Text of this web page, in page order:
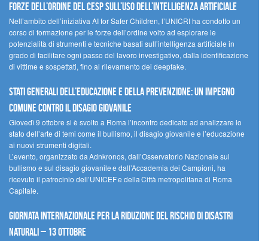
forze dell’ordine del CESP sull’uso dell’Intelligenza Artificiale
Nell’ambito dell’iniziativa AI for Safer Children, l’UNICRI ha condotto un
corso di formazione per le forze dell’ordine volto ad esplorare le
potenzialità di strumenti e tecniche basati sull’intelligenza artificiale in
grado di facilitare ogni passo del lavoro investigativo, dalla identificazione
di vittime e sospettati, fino al rilevamento dei deepfake.
Stati Generali dell’Educazione e della Prevenzione: un impegno
comune contro il disagio giovanile
Giovedì 9 ottobre si è svolto a Roma l’incontro dedicato ad analizzare lo
stato dell’arte di temi come il bullismo, il disagio giovanile e l’educazione
ai nuovi strumenti digitali.
L’evento, organizzato da Adnkronos, dall’Osservatorio Nazionale sul
bullismo e sul disagio giovanile e dall’Accademia dei Campioni, ha
ricevuto il patrocinio dell’UNICEF e della Città metropolitana di Roma
Capitale.
Giornata internazionale per la riduzione del rischio di disastri
naturali – 13 ottobre